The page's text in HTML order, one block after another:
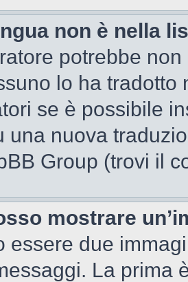
non è nella
potrebbe
lo ha
se è possibile
una nuova
Group (trovi il
mostrare
essere due
La prima